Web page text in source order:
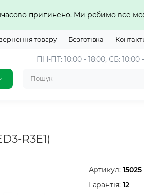
припинено. Ми робимо все
товару Безготівка
ПН-ПТ: 10:00 - 18:00, СБ: 10:00
R3E1)
Артикул: 15025
Гарантія: 12